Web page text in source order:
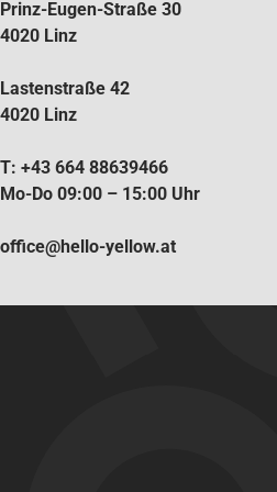
Prinz-Eugen-Straße 30
4020 Linz
Lastenstraße 42
4020 Linz
T: +43 664 88639466
Mo-Do 09:00 – 15:00 Uhr
office@hello-yellow.at